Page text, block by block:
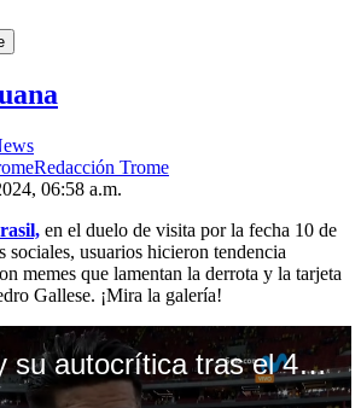
Redacción Trome
06:58 a.m.
en el duelo de visita por la fecha 10 de
sociales, usuarios hicieron tendencia
memes que lamentan la derrota y la tarjeta
Gallese. ¡Mira la galería!
Zambrano y su autocrítica tras el 4-0 ante Brasil. (Video: Movistar)